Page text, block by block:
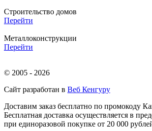
Строительство домов
Перейти
Металлоконструкции
Перейти
© 2005 - 2026
Сайт разработан в Веб Кенгуру
Доставим заказ бесплатно по промокоду
Бесплатная доставка осуществляется в
при единоразовой покупке от 20 000